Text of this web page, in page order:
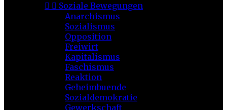
  Soziale Bewegungen
Anarchismus
Sozialismus
Opposition
Freiwirt
Kapitalismus
Faschismus
Reaktion
Geheimbuende
Sozialdemokratie
Gewerkschaft